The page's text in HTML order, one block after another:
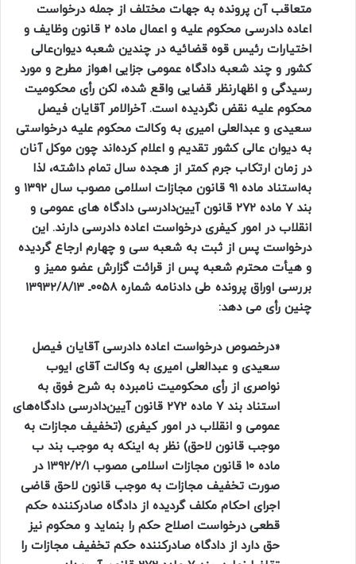
متعاقب آن پرونده به جهات مختلف از جمله درخواست
اعاده دادرسی محکوم علیه و اعمال ماده ۲ قانون وظایف و
اختیارات رئیس قوه قضائیه در چندین شعبه دیوان‌عالی
کشور و چند شعبه دادگاه عمومی جزایی اهواز مطرح و مورد
رسیدگی و اظهارنظر قضایی واقع شده، لکن رأی محکومیت
محکوم علیه نقض نگردیده است. آخرالامر آقایان فیصل
سعیدی و عبدالعلی امیری به وکالت محکوم علیه درخواستی
به دیوان عالی کشور تقدیم و اعلام کرد‌ه‌اند چون موکل آنان
در زمان ارتکاب جرم کمتر از هجده سال تمام داشته، لذا
به‌استناد ماده ۹۱ قانون مجازات اسلامی مصوب سال ۱۳۹۲ و
بند ۷ ماده ۲۷۲ قانون آیین‌دادرسی دادگاه های عمومی و
انقلاب در امور کیفری درخواست اعاده دادرسی دارند. این
درخواست پس از ثبت به شعبه سی‌ و چهارم ارجاع گردیده
و هیأت محترم شعبه پس از قرائت گزارش عضو ممیز و
بررسی اوراق پرونده طی دادنامه شماره ۰۰۵۸ـ ۱۳۹۳۲/۸/۱۳
چنین رأی می دهد:
«درخصوص درخواست اعاده دادرسی آقایان فیصل
سعیدی و عبدالعلی امیری به وکالت آقای ایوب
نواصری از رأی محکومیت نامبرده به شرح فوق به‌
استناد بند ۷ ماده ۲۷۲ قانون آیین‌دادرسی دادگاه‌های
عمومی و انقلاب در امور کیفری (تخفیف مجازات به
موجب قانون لاحق) نظر به اینکه به موجب بند ب
ماده ۱۰ قانون مجازات اسلامی مصوب ۱۳۹۲/۲/۱ در
صورت تخفیف مجازات به موجب قانون لاحق قاضی
اجرای احکام مکلف گردیده از دادگاه صادرکننده حکم
قطعی درخواست اصلاح حکم را بنماید و محکوم نیز
حق دارد از دادگاه صادرکننده حکم تخفیف مجازات را